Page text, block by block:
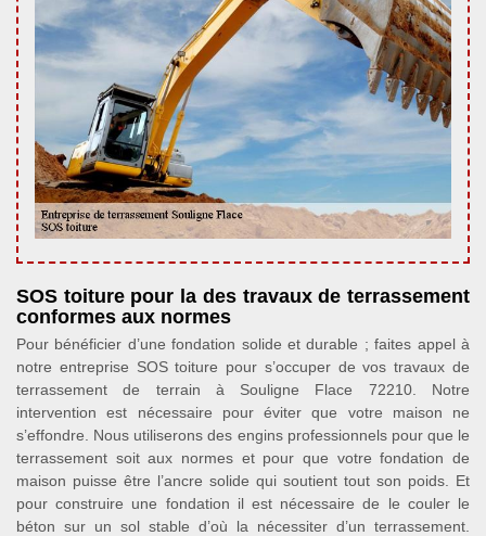
SOS toiture pour la des travaux de terrassement
conformes aux normes
Pour bénéficier d’une fondation solide et durable ; faites appel à
notre entreprise SOS toiture pour s’occuper de vos travaux de
terrassement de terrain à Souligne Flace 72210. Notre
intervention est nécessaire pour éviter que votre maison ne
s’effondre. Nous utiliserons des engins professionnels pour que le
terrassement soit aux normes et pour que votre fondation de
maison puisse être l’ancre solide qui soutient tout son poids. Et
pour construire une fondation il est nécessaire de le couler le
béton sur un sol stable d’où la nécessiter d’un terrassement.